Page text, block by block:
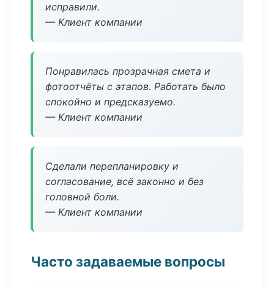
исправили.
— Клиент компании
Понравилась прозрачная смета и
фотоотчёты с этапов. Работать было
спокойно и предсказуемо.
— Клиент компании
Сделали перепланировку и
согласование, всё законно и без
головной боли.
— Клиент компании
Часто задаваемые вопросы